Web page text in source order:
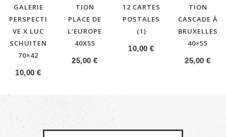
GALERIE
PERSPECTI
VE X LUC
SCHUITEN
70×42
10,00€
TION
PLACE DE
L’EUROPE
40X55
25,00€
12 CARTES
POSTALES
(1)
10,00€
TION
CASCADE À
BRUXELLES
40×55
25,00€